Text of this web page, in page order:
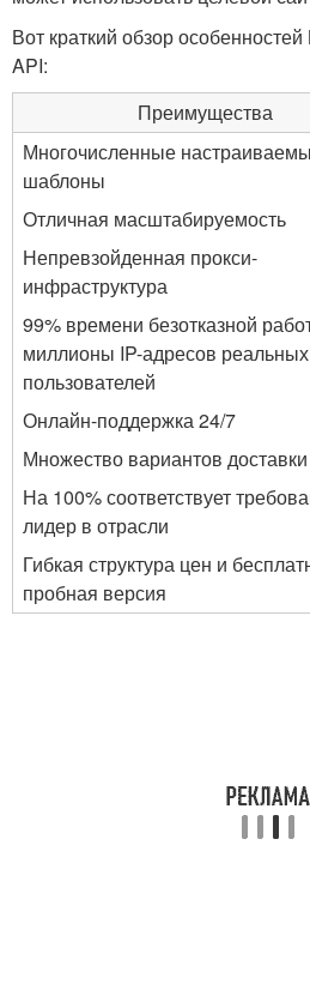
Вот краткий обзор
API:
Преимущества
Многочисленные
шаблоны
Отличная масштабируемость
Непревзойденная прокси-
инфраструктура
99% времени безотказной
миллионы IP-адресов реальных
пользователей
Онлайн-поддержка 24/7
Множество вариантов
На 100% соответствует
лидер в отрасли
Гибкая структура цен и
пробная версия